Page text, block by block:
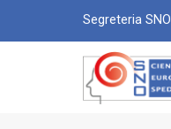
Segreteria SNO